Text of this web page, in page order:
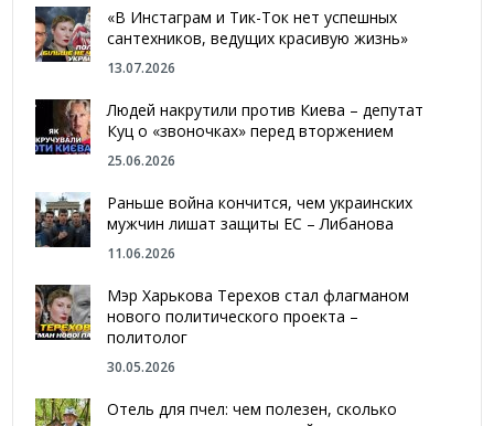
«В Инстаграм и Тик-Ток нет успешных
сантехников, ведущих красивую жизнь»
13.07.2026
Людей накрутили против Киева – депутат
Куц о «звоночках» перед вторжением
25.06.2026
Раньше война кончится, чем украинских
мужчин лишат защиты ЕС – Либанова
11.06.2026
Мэр Харькова Терехов стал флагманом
нового политического проекта –
политолог
30.05.2026
Отель для пчел: чем полезен, сколько